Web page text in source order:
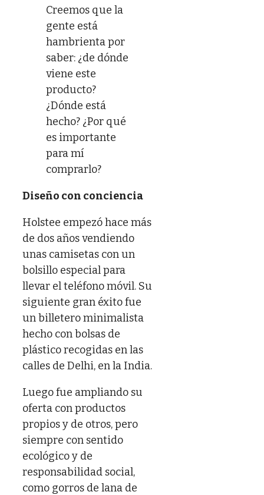
Creemos que la
gente está
hambrienta por
saber: ¿de dónde
viene este
producto?
¿Dónde está
hecho? ¿Por qué
es importante
para mí
comprarlo?
Diseño con conciencia
Holstee empezó hace más
de dos años vendiendo
unas camisetas con un
bolsillo especial para
llevar el teléfono móvil. Su
siguiente gran éxito fue
un billetero minimalista
hecho con bolsas de
plástico recogidas en las
calles de Delhi, en la India.
Luego fue ampliando su
oferta con productos
propios y de otros, pero
siempre con sentido
ecológico y de
responsabilidad social,
como gorros de lana de